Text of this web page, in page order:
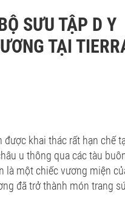
SƯU TẬP D Y
TẠI
khai thác rất hạn chế
u thông qua các tàu
là một chiếc vương miện
đã trở thành món trang